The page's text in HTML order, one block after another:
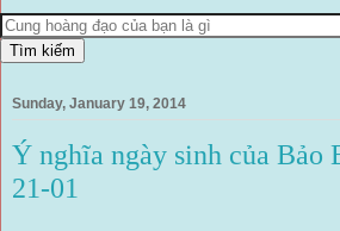
Sunday, January 19, 2014
Ý nghĩa ngày sinh của Bảo
21-01